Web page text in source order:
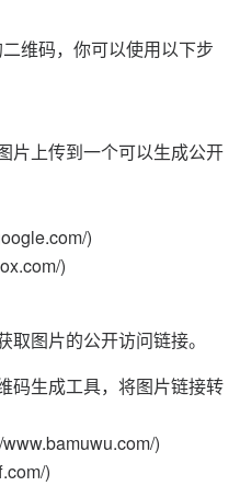
维码，你可以使用以下步
片上传到一个可以生成公开
)
)
图片的公开访问链接。
码生成工具，将图片链接转
)
)